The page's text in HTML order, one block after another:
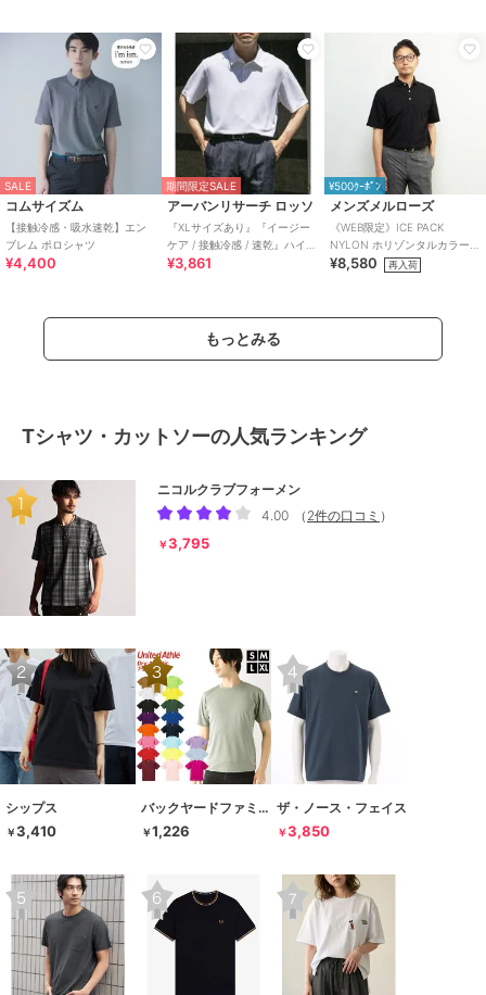
SALE
コムサイズム
【接触冷感・吸水速乾】エン
ブレム ポロシャツ
¥4,400
期間限定SALE
アーバンリサーチ ロッソ
『XLサイズあり』『イージー
ケア / 接触冷感 / 速乾』ハイパ
フォーマンス
¥3,861
¥500ｸｰﾎﾟﾝ
メンズメルローズ
《WEB限定》ICE PACK
NYLON ホリゾンタルカラーポ
ロシャツ | 接触冷感 / 速乾
¥8,580 再入荷
もっとみる
Tシャツ・カットソーの人気ランキング
ニコルクラブフォーメン
4.00
（ 2件の口コミ ）
￥3,795
シップス
￥3,410
バックヤードファミリー
￥1,226
ザ・ノース・フェイス
￥3,850